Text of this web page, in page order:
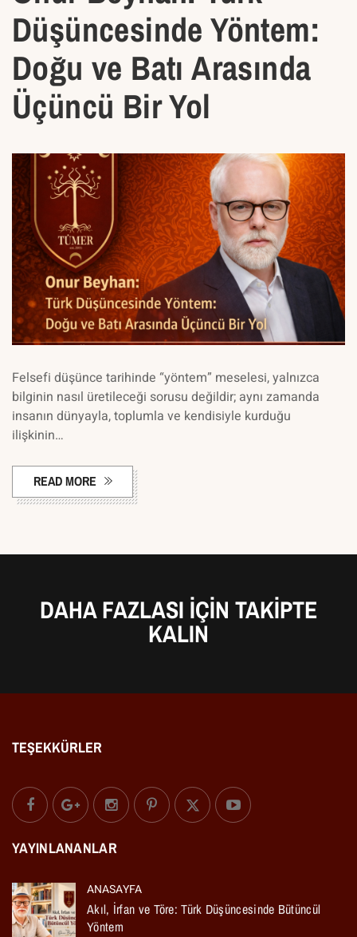
Düşüncesinde Yöntem:
Doğu ve Batı Arasında
Üçüncü Bir Yol
Felsefi düşünce tarihinde “yöntem” meselesi, yalnızca
bilginin nasıl üretileceği sorusu değildir; aynı zamanda
insanın dünyayla, toplumla ve kendisiyle kurduğu
ilişkinin…
READ MORE
DAHA FAZLASI IÇIN TAKIPTE
KALIN
TEŞEKKÜRLER
YAYINLANANLAR
ANASAYFA
Akıl, İrfan ve Töre: Türk Düşüncesinde Bütüncül
Yöntem